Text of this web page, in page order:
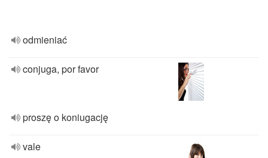
odmieniać
conjuga, por favor
proszę o koniugację
vale